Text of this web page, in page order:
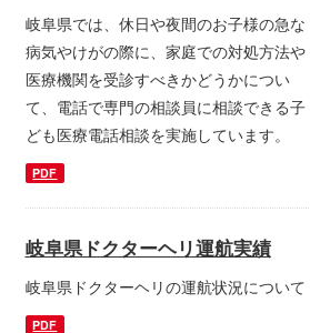
岐阜県では、休日や夜間のお子様の急な
病気やけがの際に、家庭での対処方法や
医療機関を受診すべきかどうかについ
て、電話で専門の相談員に相談できる子
ども医療電話相談を実施しています。
PDF
岐阜県ドクターヘリ運航実績
岐阜県ドクターヘリの運航状況について
PDF